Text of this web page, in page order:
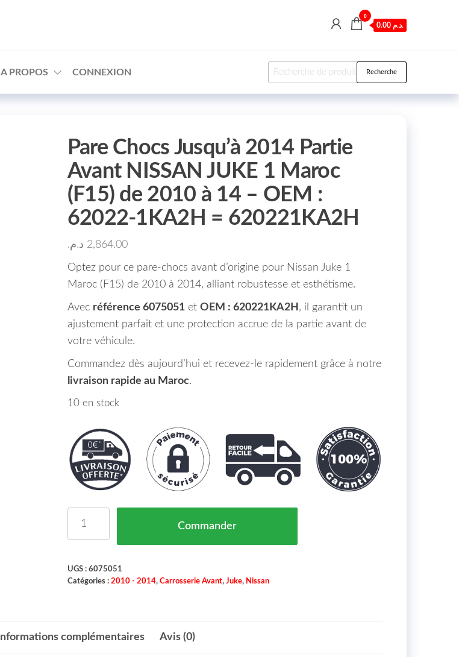
0
0.00 د.م.
A PROPOS CONNEXION Recherche pour : Recherche
Pare Chocs Jusqu’à 2014 Partie
Avant NISSAN JUKE 1 Maroc
(F15) de 2010 à 14 – OEM :
62022-1KA2H = 620221KA2H
2,864.00 د.م.
Optez pour ce pare-chocs avant d’origine pour Nissan Juke 1
Maroc (F15) de 2010 à 2014, alliant robustesse et esthétisme.
Avec référence 6075051et OEM : 620221KA2H , il garantit un
ajustement parfait et une protection accrue de la partie avant de
votre véhicule.
Commandez dès aujourd’hui et recevez-le rapidement grâce à notre
livraison rapide au Maroc.
10 en stock
Commander
UGS : 6075051
Catégories : 2010 - 2014, Carrosserie Avant, Juke, Nissan
Informations complémentaires Avis (0)